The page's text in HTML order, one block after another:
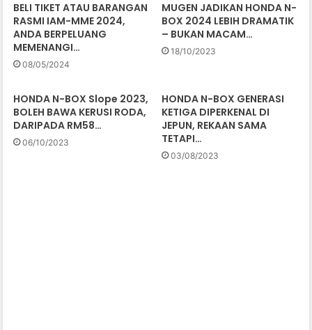
BELI TIKET ATAU BARANGAN
RASMI IAM-MME 2024,
ANDA BERPELUANG
MEMENANGI…
08/05/2024
MUGEN JADIKAN HONDA N-
BOX 2024 LEBIH DRAMATIK
– BUKAN MACAM…
18/10/2023
HONDA N-BOX Slope 2023,
BOLEH BAWA KERUSI RODA,
DARIPADA RM58…
06/10/2023
HONDA N-BOX GENERASI
KETIGA DIPERKENAL DI
JEPUN, REKAAN SAMA
TETAPI…
03/08/2023